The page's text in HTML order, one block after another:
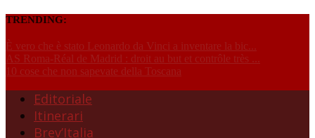
TRENDING:
È vero che è stato Leonardo da Vinci a inventare la bic...
AS Roma-Réal de Madrid : droit au but et contrôle très ...
10 cose che non sapevate della Toscana
Editoriale
Itinerari
Brev’Italia